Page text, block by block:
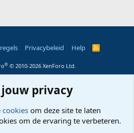
Privacybeleid Help
R
® © 2010-2026 XenForo Ltd.
privacy
cookies om deze site te laten
om de ervaring te verbeteren.